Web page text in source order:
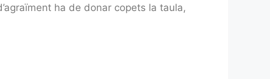
ha de donar copets la taula,